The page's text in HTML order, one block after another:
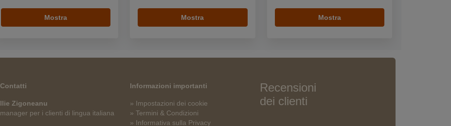
Mostra Mostra Mostra
Contatti
Ilie Zigoneanu
manager per i clienti di lingua italiana
Informazioni importanti
» Impostazioni dei cookie
» Termini & Condizioni
» Informativa sulla Privacy
Recensioni
dei clienti